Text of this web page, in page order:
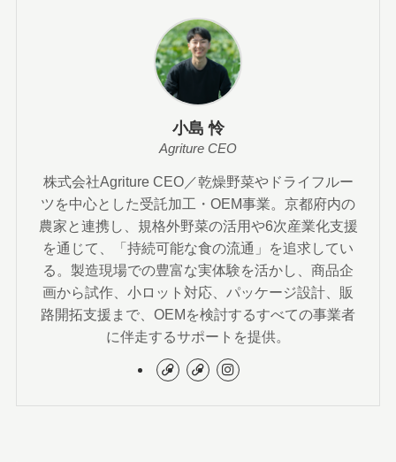
小島 怜
Agriture CEO
株式会社Agriture CEO／乾燥野菜やドライフルー
ツを中心とした受託加工・OEM事業。京都府内の
農家と連携し、規格外野菜の活用や6次産業化支援
を通じて、「持続可能な食の流通」を追求してい
る。製造現場での豊富な実体験を活かし、商品企
画から試作、小ロット対応、パッケージ設計、販
路開拓支援まで、OEMを検討するすべての事業者
に伴走するサポートを提供。